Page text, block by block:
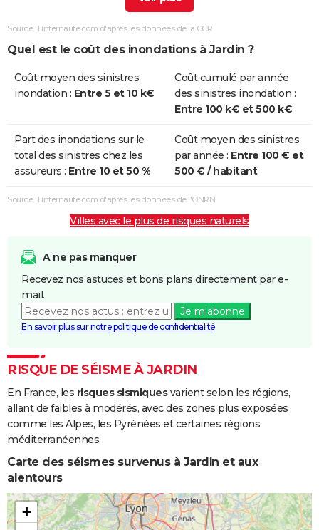
et/ou
Boue
25/10/1999 25/10/1999
Inondations
et/ou
22/10/1999 23/10/1999 2 j Oui
Inondations
et/ou
Coulées de
05/10/1993 10/10/1993 6 j Oui
et/ou
Inondations
et/ou
Boue
30/04/1983 01/05/1983 2 j
Inondations
et/ou
Coulées de
Boue
24/04/1983 31/05/1983 38 j Oui
Inondations
Coulées de
Boue
Source : Linternaute.com d'après les données de la CCR
Quel est le coût des inondations à Jardin ?
Coût moyen des sinistres
inondation : Entre 5 et 10 k€
Coût cumulé par année
des sinistres inondation :
Entre 100 k€ et 500 k€
Part des inondations sur le
total des sinistres chez les
assureurs : Entre 10 et 50 %
Coût moyen des sinistres
par année : Entre 100 € et
500 € / habitant
Source : Linternaute.com d'après les données de l'ONRN
Villes avec le plus de risques naturels
A ne pas manquer
Recevez nos astuces et bons plans directement par e-
mail.
Je m'abonne
En savoir plus sur notre politique de confidentialité
RISQUE DE SÉISME À JARDIN
En France, les risques sismiquesvarient selon les régions,
allant de faibles à modérés, avec des zones plus exposées
comme les Alpes, les Pyrénées et certaines régions
méditerranéennes.
Carte des séismes survenus à Jardin et aux
alentours
+